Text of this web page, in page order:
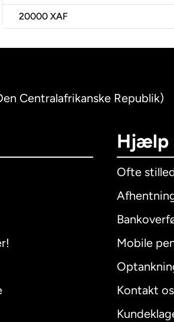
20000 XAF
Centralafrikanske Republik)
Hjælp
Ofte
Mobile
Kontakt os